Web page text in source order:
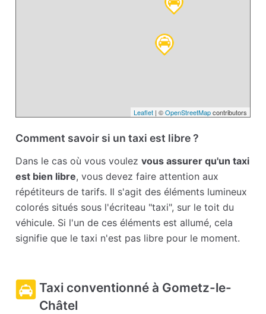
Leaflet| ©OpenStreetMapcontributors
Comment savoir si un taxi est libre ?
Dans le cas où vous voulezvous assurer qu'un taxi
est bien libre, vous devez faire attention aux
répétiteurs de tarifs. Il s'agit des éléments lumineux
colorés situés sous l'écriteau "taxi", sur le toit du
véhicule. Si l'un de ces éléments est allumé, cela
signifie que le taxi n'est pas libre pour le moment.
Taxi conventionné à Gometz-le-
Châtel